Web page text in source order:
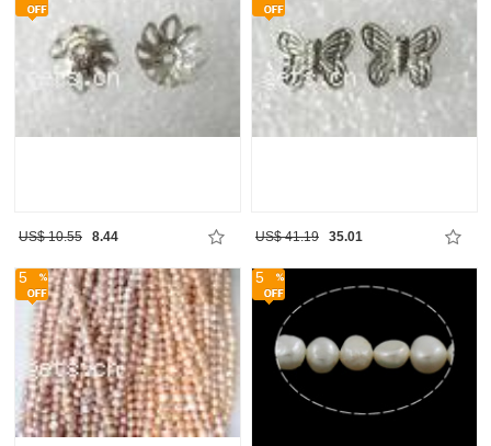
US$ 10.55 8.44 US$ 41.19 35.01
5 5